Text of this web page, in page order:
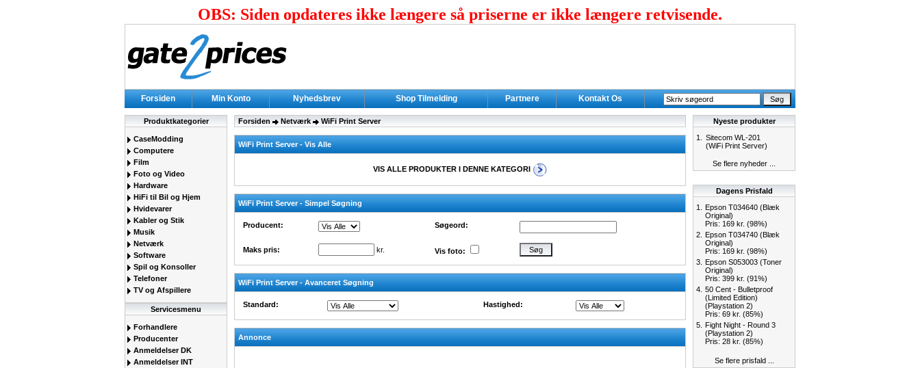
OBS: Siden opdateres ikke længere så priserne er ikke længere retvisende.
Forsiden Min Konto Nyhedsbrev Shop Tilmelding Partnere Kontakt Os
Produktkategorier
CaseModding
Computere
Film
Foto og Video
Hardware
HiFi til Bil og Hjem
Hvidevarer
Kabler og Stik
Musik
Netværk
Software
Spil og Konsoller
Telefoner
TV og Afspillere
Servicesmenu
Forhandlere
Producenter
Anmeldelser DK
Anmeldelser INT
Forsiden Netværk WiFi Print Server
WiFi Print Server - Vis Alle
VIS ALLE PRODUKTER I DENNE KATEGORI
WiFi Print Server - Simpel Søgning
Producent: Søgeord:
Maks pris: kr. Vis foto:
WiFi Print Server - Avanceret Søgning
Standard: Hastighed:
Annonce
Nyeste produkter
1.
Sitecom WL-201
(WiFi Print Server)
Se flere nyheder ...
Dagens Prisfald
1.
Epson T034640 (Blæk
Original)
Pris: 169 kr. (98%)
2. Epson T034740 (Blæk
Original)
Pris: 169 kr. (98%)
3. Epson S053003 (Toner
Original)
Pris: 399 kr. (91%)
4. 50 Cent - Bulletproof
(Limited Edition)
(Playstation 2)
Pris: 69 kr. (85%)
5. Fight Night - Round 3
(Playstation 2)
Pris: 28 kr. (85%)
Se flere prisfald ...